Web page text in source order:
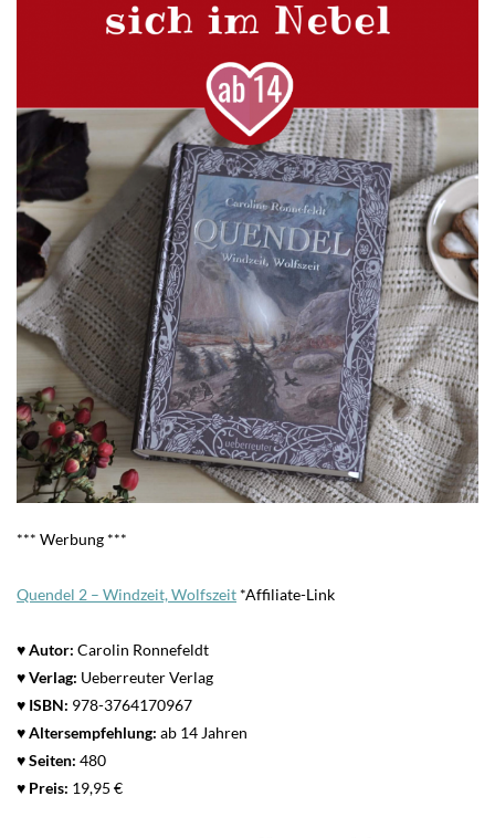
*** Werbung ***
Quendel 2 – Windzeit, Wolfszeit *Affiliate-Link
♥ Autor: Carolin Ronnefeldt
♥ Verlag: Ueberreuter Verlag
♥ ISBN: 978-3764170967
♥Altersempfehlung: ab 14 Jahren
♥Seiten: 480
♥ Preis: 19,95 €